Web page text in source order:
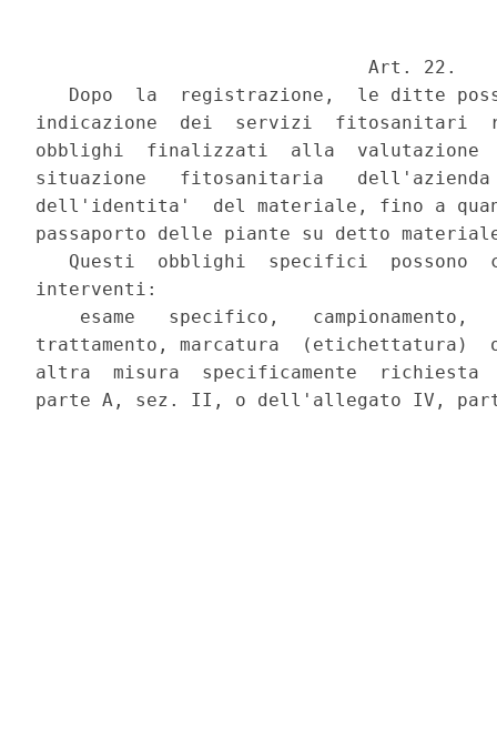
                              Art. 22.
Dopo  la  registrazione,  le ditte
indicazione  dei  servizi  fitosanitari
obblighi  finalizzati  alla  valutazione
situazione   fitosanitaria
dell'identita'  del materiale, fino a
passaporto delle piante su detto
Questi  obblighi  specifici  possono
interventi:
esame   specifico,   campionamento,
trattamento, marcatura  (etichettatura)
altra  misura  specificamente